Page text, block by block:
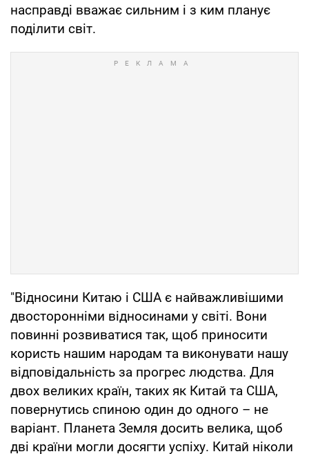
насправді вважає сильним і з ким планує
поділити світ.
"Відносини Китаю і США є найважливішими
двосторонніми відносинами у світі. Вони
повинні розвиватися так, щоб приносити
користь нашим народам та виконувати нашу
відповідальність за прогрес людства. Для
двох великих країн, таких як Китай та США,
повернутись спиною один до одного – не
варіант. Планета Земля досить велика, щоб
дві країни могли досягти успіху. Китай ніколи